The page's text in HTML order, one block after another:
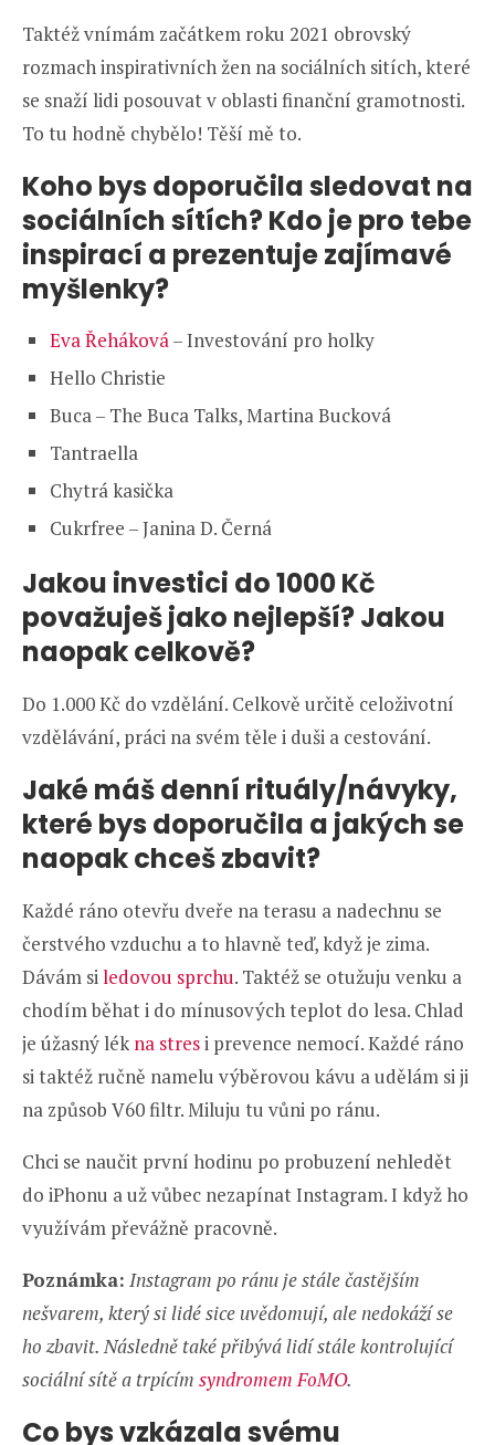
Taktéž vnímám začátkem roku 2021 obrovský
rozmach inspirativních žen na sociálních sitích, které
se snaží lidi posouvat v oblasti finanční gramotnosti.
To tu hodně chybělo! Těší mě to.
Koho bys doporučila sledovat na
sociálních sítích? Kdo je pro tebe
inspirací a prezentuje zajímavé
myšlenky?
Eva Řeháková– Investování pro holky
Hello Christie
Buca – The Buca Talks, Martina Bucková
Tantraella
Chytrá kasička
Cukrfree – Janina D. Černá
Jakou investici do 1000 Kč
považuješ jako nejlepší? Jakou
naopak celkově?
Do 1.000 Kč do vzdělání. Celkově určitě celoživotní
vzdělávání, práci na svém těle i duši a cestování.
Jaké máš denní rituály/návyky,
které bys doporučila a jakých se
naopak chceš zbavit?
Každé ráno otevřu dveře na terasu a nadechnu se
čerstvého vzduchu a to hlavně teď, když je zima.
Dávám siledovou sprchu. Taktéž se otužuju venku a
chodím běhat i do mínusových teplot do lesa. Chlad
je úžasný lékna stresi prevence nemocí. Každé ráno
si taktéž ručně namelu výběrovou kávu a udělám si ji
na způsob V60 filtr. Miluju tu vůni po ránu.
Chci se naučit první hodinu po probuzení nehledět
do iPhonu a už vůbec nezapínat Instagram. I když ho
využívám převážně pracovně.
Poznámka: Instagram po ránu je stále častějším
nešvarem, který si lidé sice uvědomují, ale nedokáží se
ho zbavit. Následně také přibývá lidí stále kontrolující
sociální sítě a trpícím syndromem FoMO.
Co bys vzkázala svému